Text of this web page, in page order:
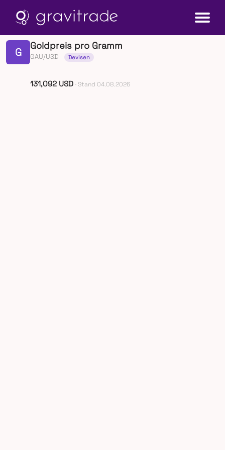
G
Goldpreis pro Gramm
GAU/USD Devisen
131,092 USD · Stand 04.08.2026